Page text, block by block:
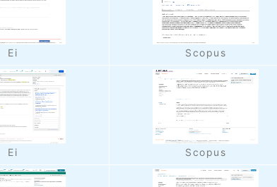
Ei Scopus
Ei Scopus